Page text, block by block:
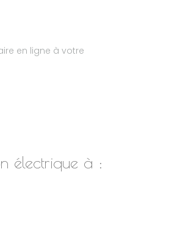
en ligne à votre
électrique à :